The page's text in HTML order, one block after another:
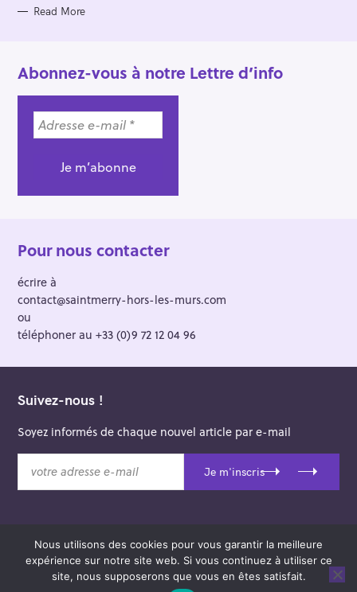
S Read More
Abonnez-vous à notre Lettre d’info
Pour nous contacter
écrire à
contact@saintmerry-hors-les-murs.com
ou
téléphoner au +33 (0)9 72 12 04 96
Suivez-nous !
Soyez informés de chaque nouvel article par e-mail
t
Je m'inscris
© 2026 Saint-Merry Hors-les-Murs.
Theme: Felt byPixelgrade.
Nous utilisons des cookies pour vous garantir la meilleure
expérience sur notre site web. Si vous continuez à utiliser ce
site, nous supposerons que vous en êtes satisfait.